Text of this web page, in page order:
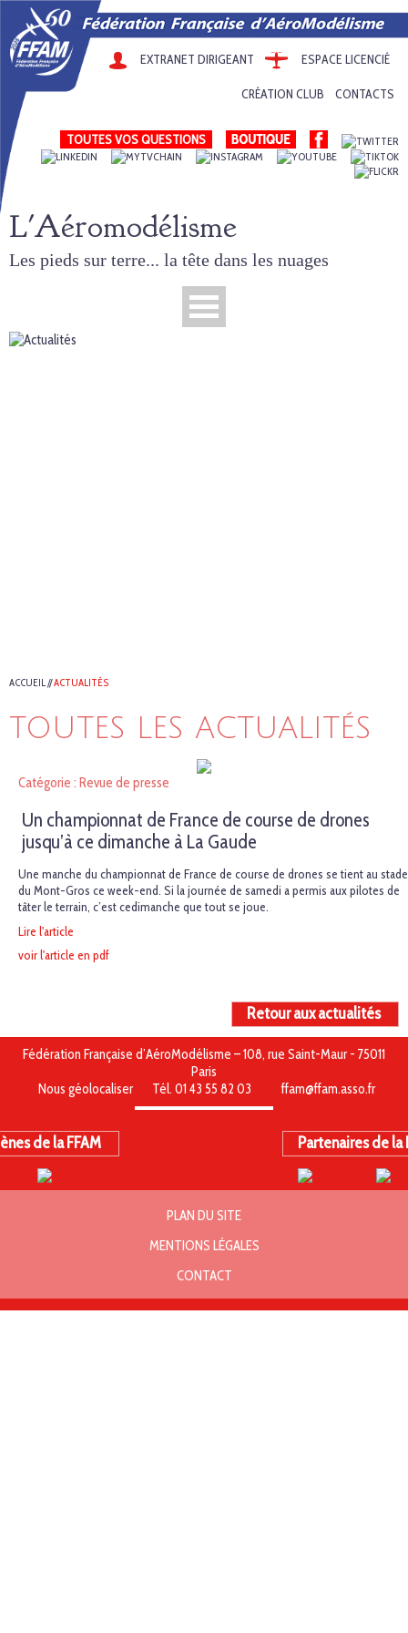
EXTRANET DIRIGEANT ESPACE LICENCIÉ
CRÉATION CLUB CONTACTS
TOUTES VOS QUESTIONS
L'Aéromodélisme
Les pieds sur terre... la tête dans les nuages
ACCUEIL//ACTUALITÉS
TOUTES LES ACTUALITÉS
Catégorie : Revue de presse
Un championnat de France de course de drones
jusqu’à ce dimanche à La Gaude
Une manche du championnat de France de course de drones se tient au stade
du Mont-Gros ce week-end. Si la journée de samedi a permis aux pilotes de
tâter le terrain, c’est cedimanche que tout se joue.
Lire l'article
voir l'article en pdf
Retour aux actualités
Fédération Française d’AéroModélisme – 108, rue Saint-Maur - 75011
Paris
Nous géolocaliser
Tél. 01 43 55 82 03 ffam@ffam.asso.fr
de la FFAM Partenaires de la
PLAN DU SITE
MENTIONS LÉGALES
CONTACT